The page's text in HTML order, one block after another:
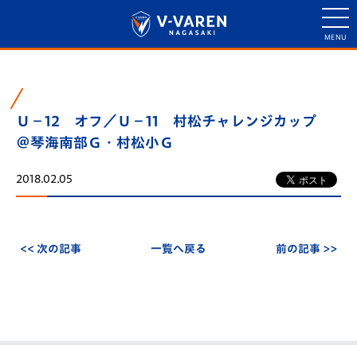
Ｕ－12 オフ／Ｕ－11 村松チャレンジカップ
＠琴海南部Ｇ・村松小Ｇ
2018.02.05
<< 次の記事 一覧へ戻る 前の記事 >>